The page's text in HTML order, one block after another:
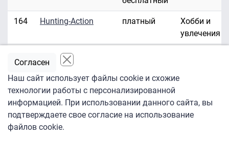
164 Hunting-Action платный
Хобби и
увлечения
Hustler HD/3D
166 Hustler TV платный
167
ID Investigation
Discovery
платный
Наш сайт использует файлы cookie и схожие
технологии работы с персонализированной
информацией. При использовании данного сайта, вы
подтверждаете свое согласие на использование
файлов cookie.
Согласен